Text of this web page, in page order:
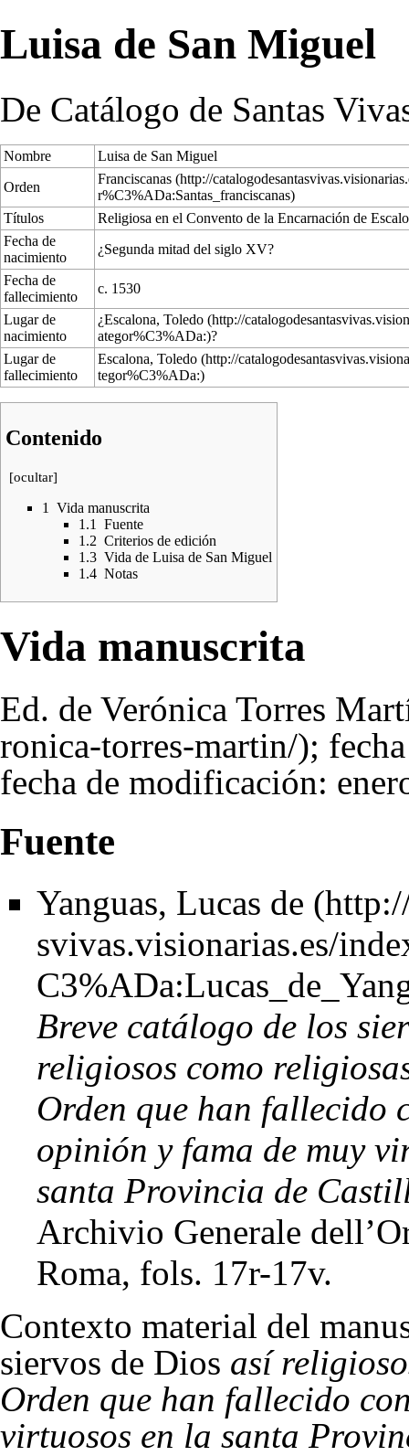
Luisa de San Miguel
De Catálogo de Santas
Nombre
Luisa de San Miguel
Orden
Franciscanas
Títulos
Religiosa en el Convento de la Encarnación de
Fecha de
nacimiento
¿Segunda mitad del siglo XV?
Fecha de
fallecimiento
c. 1530
Lugar de
nacimiento
¿Escalona,Toledo
?
Lugar de
fallecimiento
Escalona,Toledo
Contenido
[ocultar]
1
Vida manuscrita
1.1
Fuente
1.2 Criterios de edición
1.3 Vida de Luisa de San Miguel
1.4 Notas
Vida manuscrita
Ed. de Verónica Torres
;
fecha de modificación:
Fuente
Yanguas, Lucas de
Breve catálogo de los
religiosos como
Orden que han fallecido
opinión y fama de muy
santa Provincia de
Archivio Generale
Roma, fols. 17r-17v.
Contexto material del
siervos de Dios así
Orden que han fallecido
virtuosos en la santa